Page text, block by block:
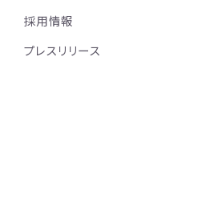
採用情報
プレスリリース